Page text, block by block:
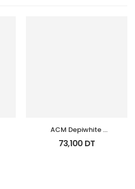
ACM Depiwhite
Advanced Creme
Depigmentant Tb 40Ml
73,100 DT